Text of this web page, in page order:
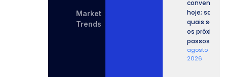
Market
Trends
convenções
hoje; saiba
quais serão
os próximos
passos.
agosto 7,
2026